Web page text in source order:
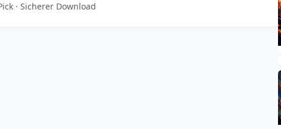
· Sicherer Download